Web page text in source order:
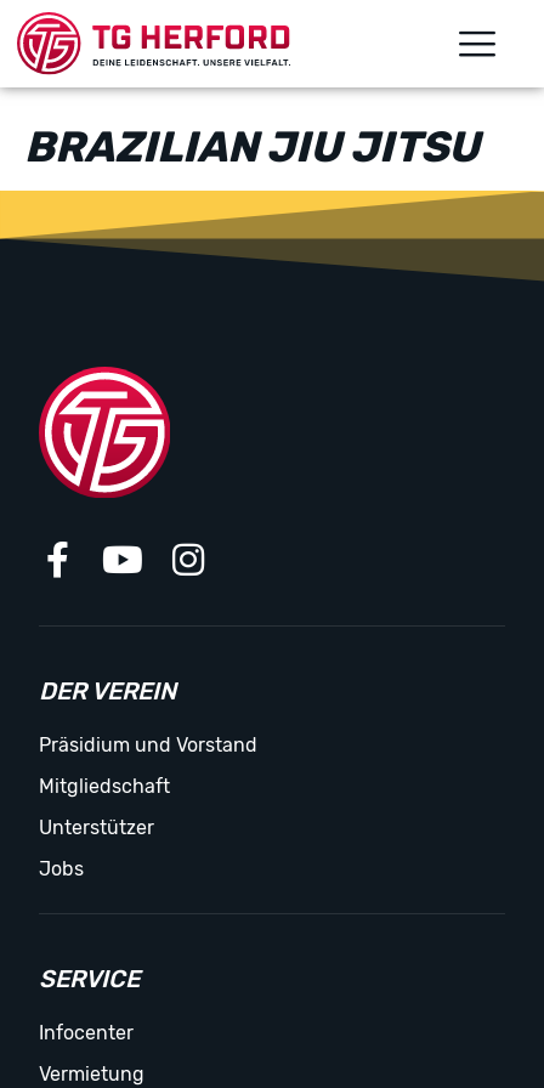
BRAZILIAN JIU JITSU
DER VEREIN
Präsidium und Vorstand
Mitgliedschaft
Unterstützer
Jobs
SERVICE
Infocenter
Vermietung